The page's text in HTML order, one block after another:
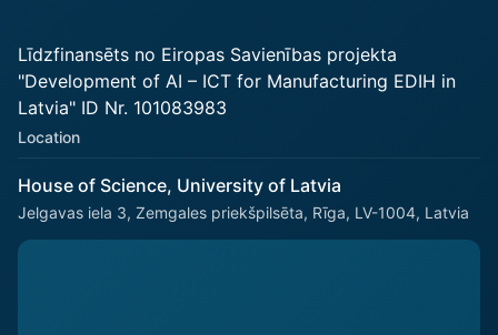
Līdzfinansēts no Eiropas Savienības projekta
"Development of AI – ICT for Manufacturing EDIH in
Latvia" ID Nr. 101083983
Location
House of Science, University of Latvia
Jelgavas iela 3, Zemgales priekšpilsēta, Rīga, LV-1004, Latvia